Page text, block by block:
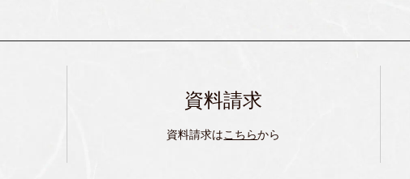
資料請求
資料請求はこちらから